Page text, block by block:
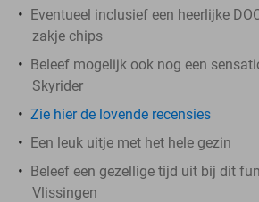
Eventueel inclusief een heerlijke
zakje chips
Beleef mogelijk ook nog een
Skyrider
Zie hier de lovende recensies
Een leuk uitje met het hele gezin
Beleef een gezellige tijd uit bij dit
Vlissingen